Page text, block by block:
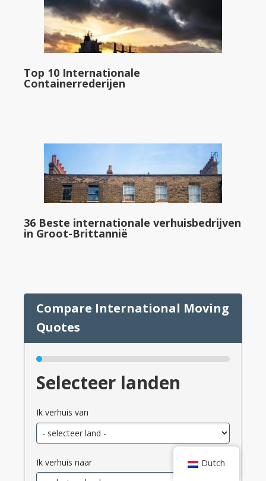
Top 10 Internationale
Containerrederijen
36 Beste internationale verhuisbedrijven
in Groot-Brittannië
Selecteer landen
Ik verhuis van
Ik verhuis naar Dutch